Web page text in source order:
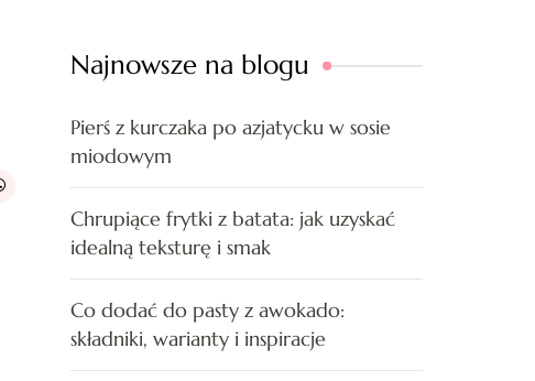
Najnowsze na blogu
Pierś z kurczaka po azjatycku w sosie
miodowym
Chrupiące frytki z batata: jak uzyskać
idealną teksturę i smak
Co dodać do pasty z awokado:
składniki, warianty i inspiracje